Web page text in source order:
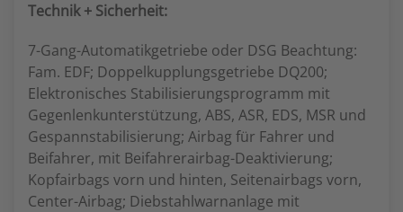
Technik + Sicherheit:
7-Gang-Automatikgetriebe oder DSG Beachtung:
Fam. EDF; Doppelkupplungsgetriebe DQ200;
Elektronisches Stabilisierungsprogramm mit
Gegenlenkunterstützung, ABS, ASR, EDS, MSR und
Gespannstabilisierung; Airbag für Fahrer und
Beifahrer, mit Beifahrerairbag-Deaktivierung;
Kopfairbags vorn und hinten, Seitenairbags vorn,
Center-Airbag; Diebstahlwarnanlage mit